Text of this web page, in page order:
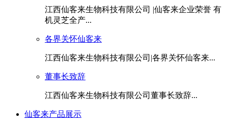
江西仙客来生物科技有限公司 |仙客来企业荣誉 有
机灵芝全产...
各界关怀仙客来
江西仙客来生物科技有限公司|各界关怀仙客来...
董事长致辞
江西仙客来生物科技有限公司董事长致辞...
仙客来产品展示